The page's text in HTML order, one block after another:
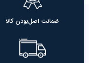
ضمانت اصل‌بودن کالا